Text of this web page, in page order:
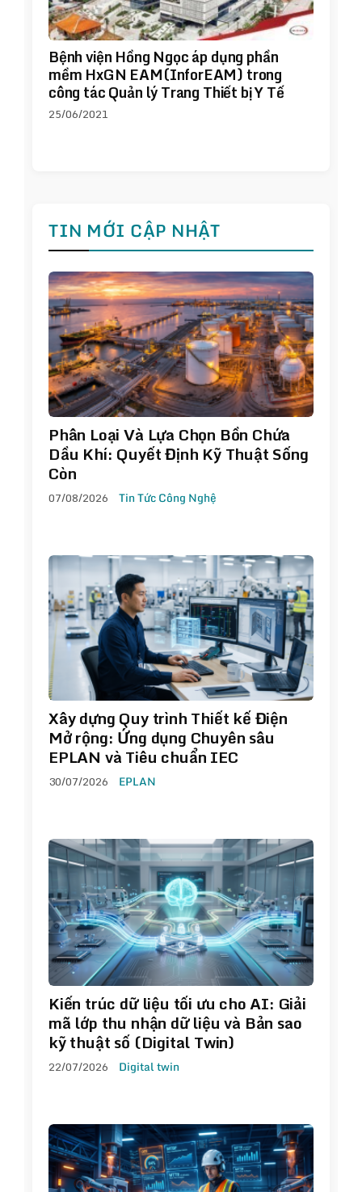
Bệnh viện Hồng Ngọc áp dụng phần
mềm HxGN EAM(InforEAM) trong
công tác Quản lý Trang Thiết bị Y Tế
25/06/2021
TIN MỚI CẬP NHẬT
Phân Loại Và Lựa Chọn Bồn Chứa
Dầu Khí: Quyết Định Kỹ Thuật Sống
Còn
07/08/2026 Tin Tức Công Nghệ
Xây dựng Quy trình Thiết kế Điện
Mở rộng: Ứng dụng Chuyên sâu
EPLAN và Tiêu chuẩn IEC
30/07/2026 EPLAN
Kiến trúc dữ liệu tối ưu cho AI: Giải
mã lớp thu nhận dữ liệu và Bản sao
kỹ thuật số (Digital Twin)
22/07/2026 Digital twin